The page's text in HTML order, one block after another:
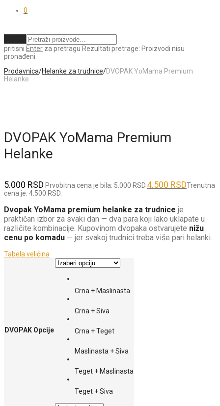
0
pritisni Enter za pretragu Rezultati pretrage: Proizvodi nisu
pronađeni.
Prodavnica/Helanke za trudnice/DVOPAK YoMama Premium
Helanke
DVOPAK YoMama Premium
Helanke
5.000RSD Prvobitna cena je bila: 5.000 RSD. 4.500 RSDTrenutna
cena je: 4.500 RSD.
Dvopak YoMama premium helanke za trudnice je
praktičan izbor za svaki dan — dva para koji lako uklapate u
različite kombinacije. Kupovinom dvopaka ostvarujete nižu
cenu po komadu — jer svakoj trudnici treba više pari helanki.
Tabela veličina
DVOPAK Opcije
Crna + Maslinasta
Crna + Siva
Crna + Teget
Maslinasta + Siva
Teget + Maslinasta
Teget + Siva